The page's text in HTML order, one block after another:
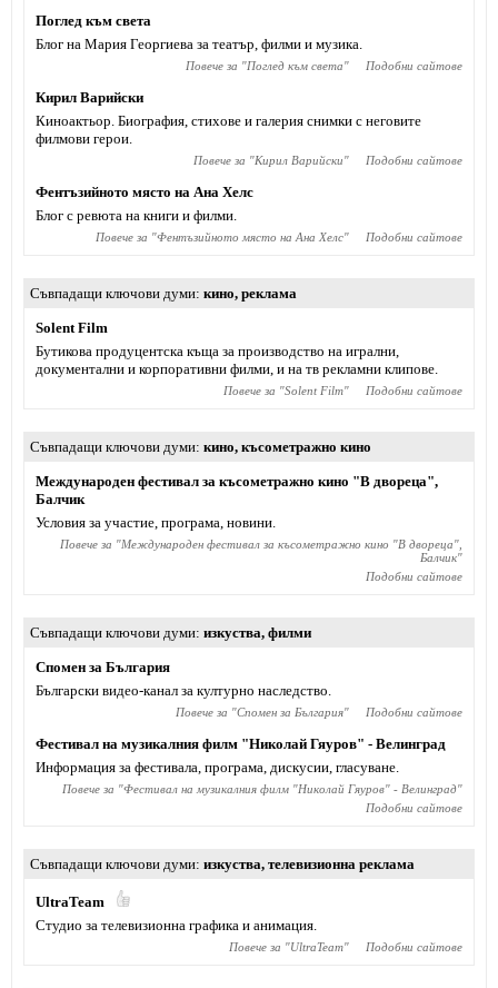
Поглед към света
Блог на Мария Георгиева за театър, филми и музика.
Повече за "Поглед към света" Подобни сайтове
Кирил Варийски
Киноактьор. Биография, стихове и галерия снимки с неговите
филмови герои.
Повече за "Кирил Варийски" Подобни сайтове
Фентъзийното място на Ана Хелс
Блог с ревюта на книги и филми.
Повече за "Фентъзийното място на Ана Хелс" Подобни сайтове
Съвпадащи ключови думи кино, реклама
Solent Film
Бутикова продуцентска къща за производство на игрални,
документални и корпоративни филми, и на тв рекламни клипове.
Повече за "Solent Film" Подобни сайтове
Съвпадащи ключови думи кино, късометражно кино
Международен фестивал за късометражно кино "В двореца",
Балчик
Условия за участие, програма, новини.
Повече за "Международен фестивал за късометражно кино "В двореца",
Балчик"
Подобни сайтове
Съвпадащи ключови думи изкуства, филми
Спомен за България
Български видео-канал за културно наследство.
Повече за "Спомен за България" Подобни сайтове
Фестивал на музикалния филм "Николай Гяуров" - Велинград
Информация за фестивала, програма, дискусии, гласуване.
Повече за "Фестивал на музикалния филм "Николай Гяуров" - Велинград"
Подобни сайтове
Съвпадащи ключови думи изкуства, телевизионна реклама
UltraTeam
Студио за телевизионна графика и анимация.
Повече за "UltraTeam" Подобни сайтове